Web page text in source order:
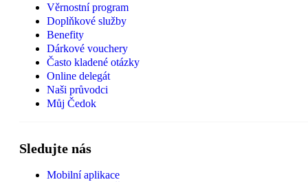
Věrnostní program
Doplňkové služby
Benefity
Dárkové vouchery
Často kladené otázky
Online delegát
Naši průvodci
Můj Čedok
Sledujte nás
Mobilní aplikace